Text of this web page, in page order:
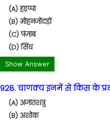
(A) हड़प्पा
(B) मोहनजोदड़ों
(C) पंजाब
(D) सिंध
Show Answer
928. चाणक्य इनमें से किस के
(A) अजातशत्रु
(B) अशोक